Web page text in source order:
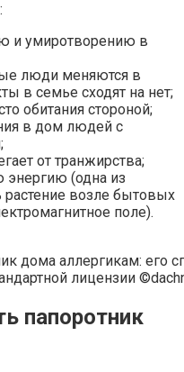
и умиротворению в
люди меняются в
в семье сходят на нет;
обитания стороной;
в дом людей с
от транжирства;
энергию (одна из
возле бытовых
поле).
дома аллергикам:
лицензии
папоротник